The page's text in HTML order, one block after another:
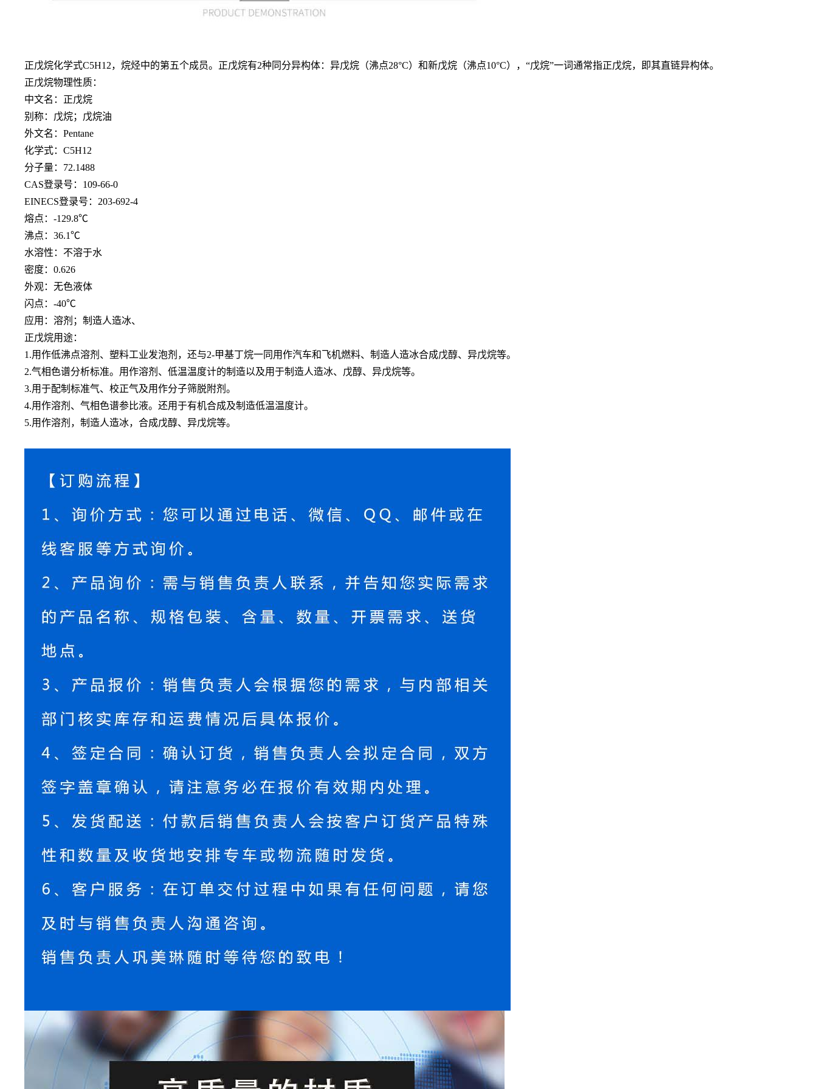
正戊烷化学式C5H12，烷烃中的第五个成员。正戊烷有2种同分异构体：异戊烷（沸点28°C）和新戊烷（沸点10°C），“戊烷”一词通常指正戊烷，即其直链异构体。
正戊烷物理性质：
中文名：正戊烷
别称：戊烷；戊烷油
外文名： Pentane
化学式：C5H12
分子量：72.1488
CAS登录号：109-66-0
EINECS登录号：203-692-4
熔点：-129.8℃
沸点：36.1℃
水溶性：不溶于水
密度： 0.626
外观：无色液体
闪点：-40℃
应用：溶剂；制造人造冰、
正戊烷用途：
1.用作低沸点溶剂、塑料工业发泡剂，还与2-甲基丁烷一同用作汽车和飞机燃料、制造人造冰合成戊醇、异戊烷等。
2.气相色谱分析标准。用作溶剂、低温温度计的制造以及用于制造人造冰、戊醇、异戊烷等。
3.用于配制标准气、校正气及用作分子筛脱附剂。
4.用作溶剂、气相色谱参比液。还用于有机合成及制造低温温度计。
5.用作溶剂，制造人造冰，合成戊醇、异戊烷等。